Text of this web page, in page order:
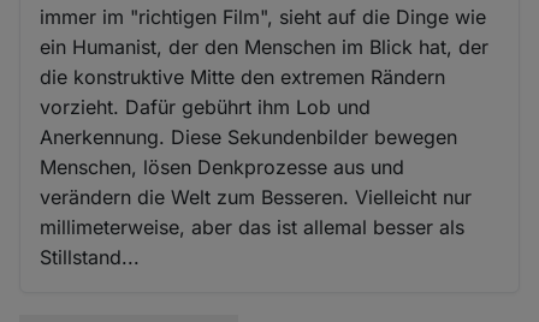
immer im "richtigen Film", sieht auf die Dinge wie
ein Humanist, der den Menschen im Blick hat, der
die konstruktive Mitte den extremen Rändern
vorzieht. Dafür gebührt ihm Lob und
Anerkennung. Diese Sekundenbilder bewegen
Menschen, lösen Denkprozesse aus und
verändern die Welt zum Besseren. Vielleicht nur
millimeterweise, aber das ist allemal besser als
Stillstand...